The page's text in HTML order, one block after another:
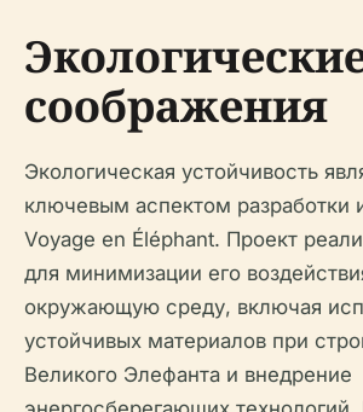
соображения
Экологическая устойчивость
ключевым аспектом разработки
Voyage en Éléphant. Проект
для минимизации его
окружающую среду, включая
устойчивых материалов при
Великого Элефанта и внедрение